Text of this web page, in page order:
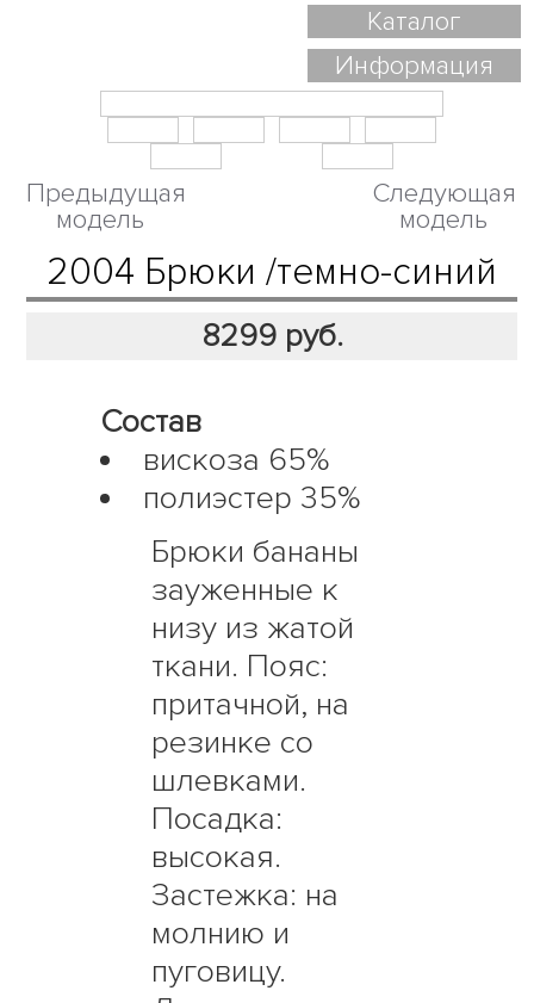
Каталог
Информация
Предыдущая
модель
Следующая
модель
2004 Брюки /темно-синий
8299руб.
Состав
вискоза 65%
полиэстер 35%
Брюки бананы
зауженные к
низу из жатой
ткани. Пояс:
притачной, на
резинке со
шлевками.
Посадка:
высокая.
Застежка: на
молнию и
пуговицу.